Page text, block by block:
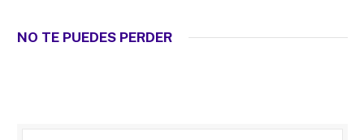
NO TE PUEDES PERDER